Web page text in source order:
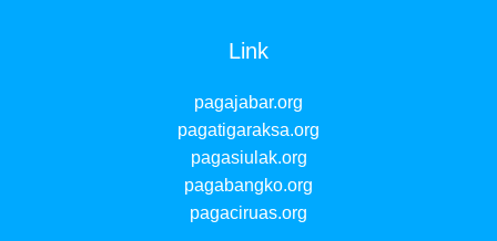
Link
pagajabar.org
pagatigaraksa.org
pagasiulak.org
pagabangko.org
pagaciruas.org